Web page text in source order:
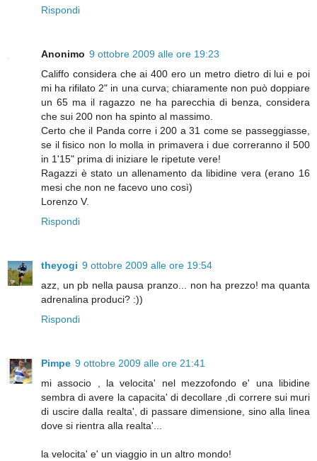
Rispondi
Anonimo 9 ottobre 2009 alle ore 19:23
Califfo considera che ai 400 ero un metro dietro di lui e poi
mi ha rifilato 2" in una curva; chiaramente non può doppiare
un 65 ma il ragazzo ne ha parecchia di benza, considera
che sui 200 non ha spinto al massimo.
Certo che il Panda corre i 200 a 31 come se passeggiasse,
se il fisico non lo molla in primavera i due correranno il 500
in 1'15" prima di iniziare le ripetute vere!
Ragazzi è stato un allenamento da libidine vera (erano 16
mesi che non ne facevo uno così)
Lorenzo V.
Rispondi
theyogi 9 ottobre 2009 alle ore 19:54
azz, un pb nella pausa pranzo... non ha prezzo! ma quanta
adrenalina produci? :))
Rispondi
Pimpe 9 ottobre 2009 alle ore 21:41
mi associo , la velocita' nel mezzofondo e' una libidine
sembra di avere la capacita' di decollare ,di correre sui muri
di uscire dalla realta', di passare dimensione, sino alla linea
dove si rientra alla realta'...
la velocita' e' un viaggio in un altro mondo!